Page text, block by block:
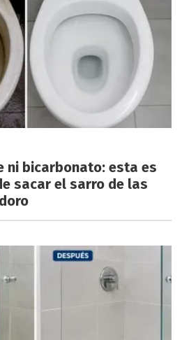
ni bicarbonato: esta es
sacar el sarro de las